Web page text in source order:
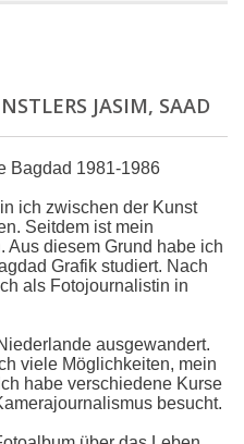
JASIM, SAAD
Bagdad 1981-1986
ich zwischen der Kunst
Seitdem ist mein
Aus diesem Grund habe ich
Grafik studiert. Nach
als Fotojournalistin in
ausgewandert.
viele Möglichkeiten, mein
habe verschiedene Kurse
besucht.